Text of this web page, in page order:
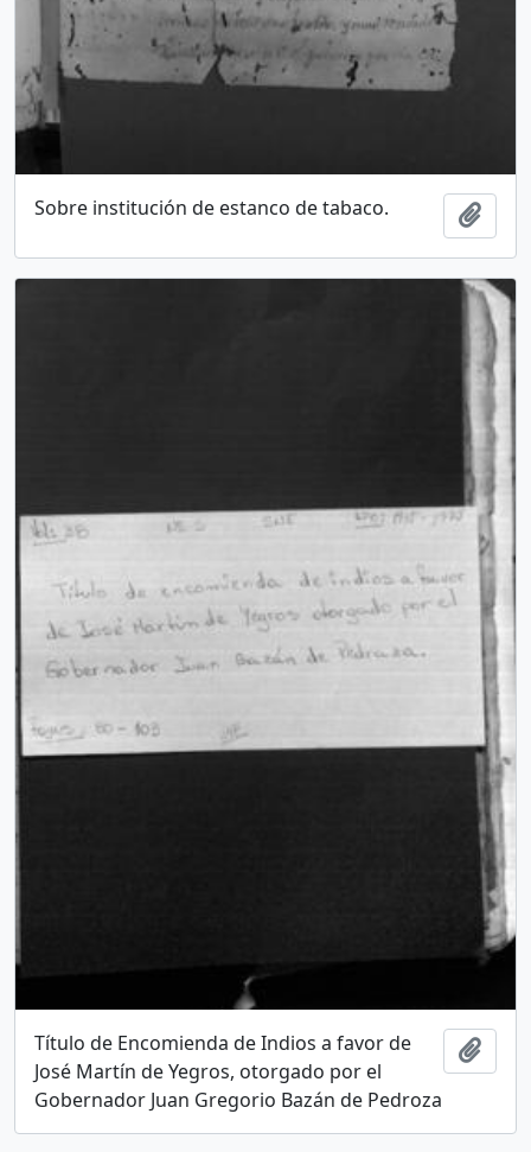
Sobre institución de estanco de tabaco. Add
Título de Encomienda de Indios a favor de
José Martín de Yegros, otorgado por el
Gobernador Juan Gregorio Bazán de Pedroza
Add